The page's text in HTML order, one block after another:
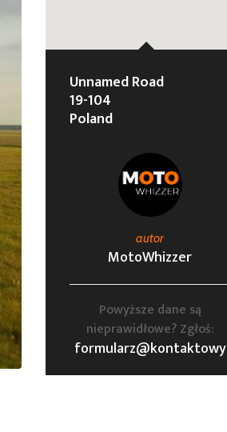
Unnamed Road
19-104
Poland
autor
MotoWhizzer
Powyższe dane są
nieprawidłowe? Zgłoś:
formularz@kontaktowy